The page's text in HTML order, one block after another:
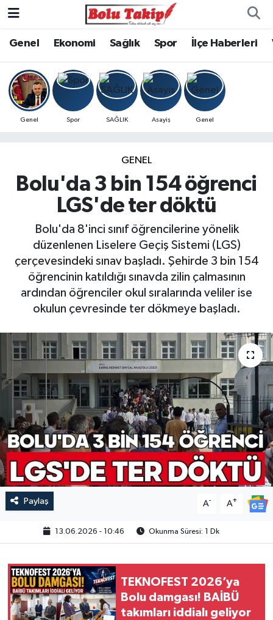
Genel Ekonomi Sağlık Spor İlçe Haberleri
Genel Spor SAĞLIK Asayiş Genel
GENEL
Bolu'da 3 bin 154 öğrenci
LGS'de ter döktü
Bolu'da 8'inci sınıf öğrencilerine yönelik
düzenlenen Liselere Geçiş Sistemi (LGS)
çerçevesindeki sınav başladı. Şehirde 3 bin 154
öğrencinin katıldığı sınavda zilin çalmasının
ardından öğrenciler okul sıralarında veliler ise
okulun çevresinde ter dökmeye başladı.
Paylaş A- A+
13.06.2026 - 10:46 Okunma Süresi: 1 Dk
TEKNOFEST 2026’ya
Bolu damgası! BAİBÜ
takımları iddialı geliyor